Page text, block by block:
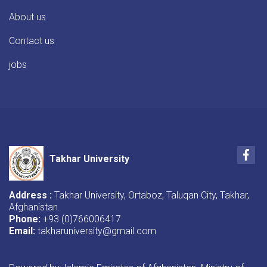
About us
Contact us
jobs
Takhar University
Address : Takhar University, Ortaboz, Taluqan City, Takhar,
Afghanistan.
Phone: +93 (0)766006417
Email: takharuniversity@gmail.com